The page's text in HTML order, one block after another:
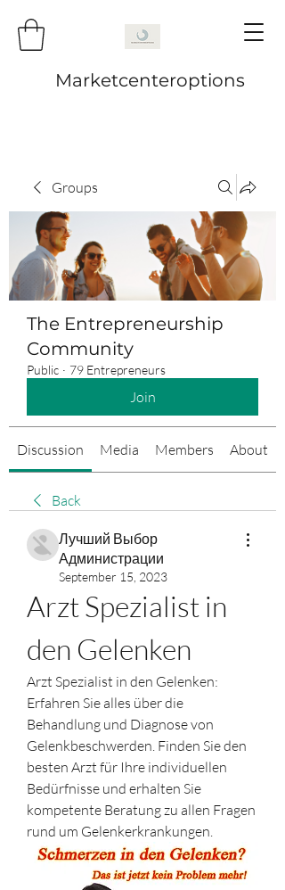
Marketcenteroptions
Groups
The Entrepreneurship
Community
Public · 79 Entrepreneurs
Join
Discussion Media Members About
Back
Лучший Выбор
Администрации
September 15, 2023
Arzt Spezialist in
den Gelenken
Arzt Spezialist in den Gelenken:
Erfahren Sie alles über die
Behandlung und Diagnose von
Gelenkbeschwerden. Finden Sie den
besten Arzt für Ihre individuellen
Bedürfnisse und erhalten Sie
kompetente Beratung zu allen Fragen
rund um Gelenkerkrankungen.